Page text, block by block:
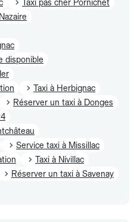
Taxi pas cher Pornichet
disponible
Taxi à Herbignac
Réserver un taxi à Donges
Service taxi à Missillac
Taxi à Nivillac
Réserver un taxi à Savenay